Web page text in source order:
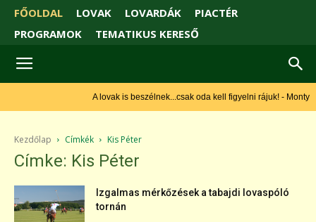
FŐOLDAL LOVAK LOVARDÁK
PIACTÉR
PROGRAMOK
TEMATIKUS KERESŐ
A lovak is beszélnek...csak oda kell figyelni rájuk! - Monty
Kezdőlap Címkék Kis Péter
Címke: Kis Péter
Izgalmas mérkőzések a tabajdi lovaspóló
tornán